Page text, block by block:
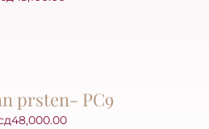
prsten- PC9
48,000.00